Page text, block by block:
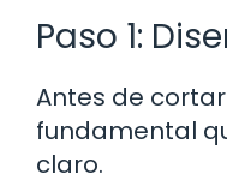
Paso 1:
Antes de
fundamental
claro.